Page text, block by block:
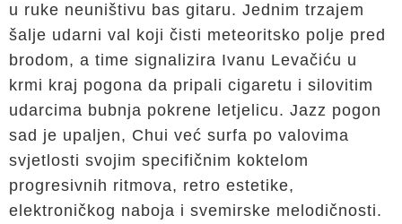
u ruke neuništivu bas gitaru. Jednim trzajem
šalje udarni val koji čisti meteoritsko polje pred
brodom, a time signalizira Ivanu Levačiću u
krmi kraj pogona da pripali cigaretu i silovitim
udarcima bubnja pokrene letjelicu. Jazz pogon
sad je upaljen, Chui već surfa po valovima
svjetlosti svojim specifičnim koktelom
progresivnih ritmova, retro estetike,
elektroničkog naboja i svemirske melodičnosti.